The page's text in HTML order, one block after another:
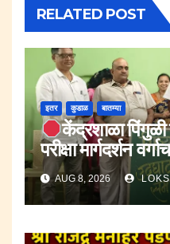
RELATED POST
इतर कुडाळ बातम्या
केंद्रशाळा पिंगुळी
परीक्षा मार्गदर्शन
AUG 8, 2026